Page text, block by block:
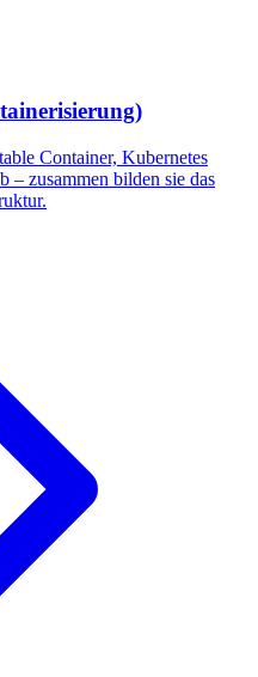
Container, Kubernetes
– zusammen bilden sie das